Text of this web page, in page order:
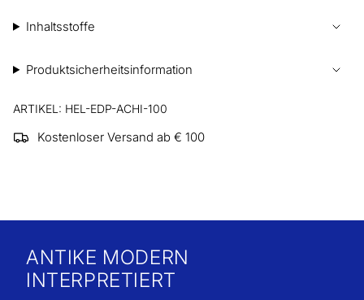
Inhaltsstoffe
Produktsicherheitsinformation
ARTIKEL: HEL-EDP-ACHI-100
Kostenloser Versand ab € 100
ANTIKE MODERN
INTERPRETIERT